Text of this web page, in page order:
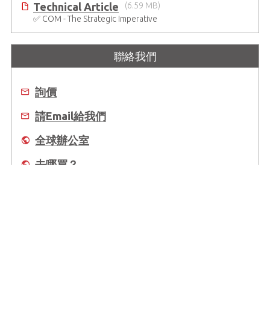
Technical Article
(6.59 MB)
✅ COM - The Strategic Imperative
聯絡我們
詢價
請Email給我們
全球辦公室
去哪買？